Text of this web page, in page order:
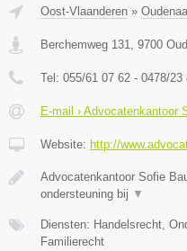
Oost-Vlaanderen »
Berchemweg 131, 9700
Tel: 055/61 07 62 - 0478/23
E-mail › Advocatenkantoor
Website: http://
Advocatenkantoor Sofie
ondersteuning bij ▼
Diensten: Handelsrecht,
Familierecht